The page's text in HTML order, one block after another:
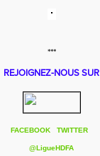
***
REJOIGNEZ-NOUS SUR
FACEBOOK TWITTER
@LigueHDFA